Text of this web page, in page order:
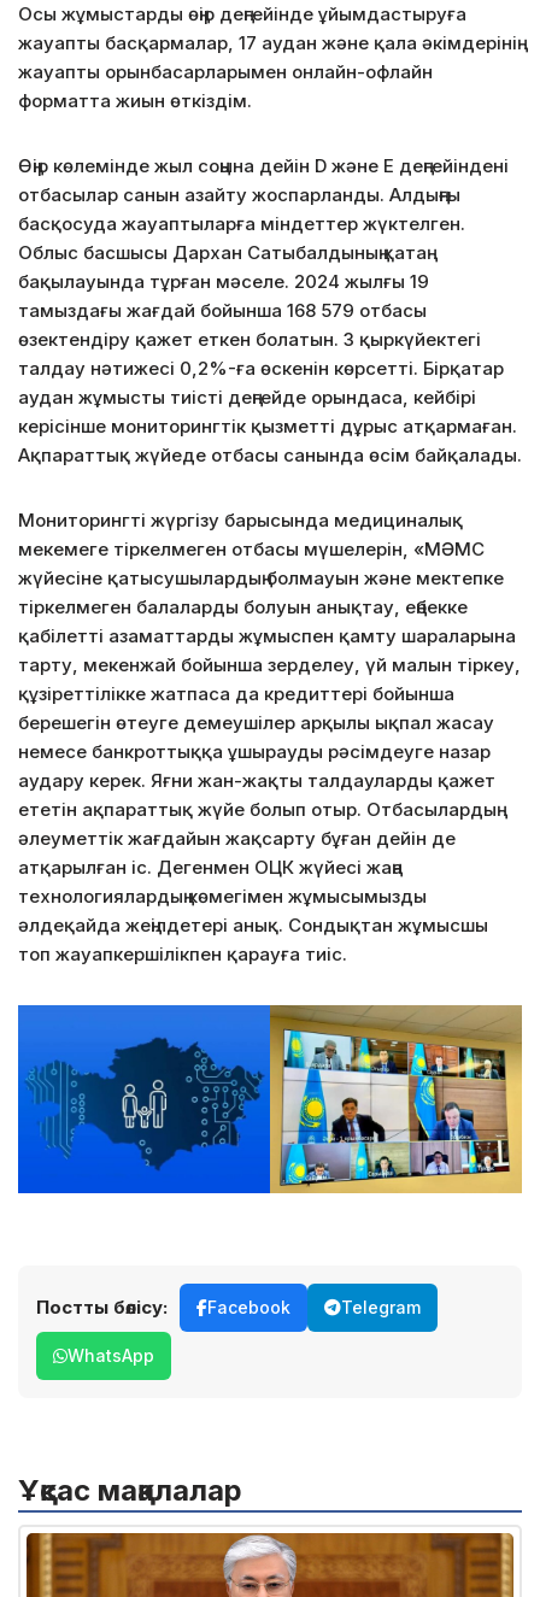
Осы жұмыстарды өңір деңгейінде ұйымдастыруға
жауапты басқармалар, 17 аудан және қала әкімдерінің
жауапты орынбасарларымен онлайн-офлайн
форматта жиын өткіздім.
Өңір көлемінде жыл соңына дейін D және Е деңгейіндені
отбасылар санын азайту жоспарланды. Алдыңғы
басқосуда жауаптыларға міндеттер жүктелген.
Облыс басшысы Дархан Сатыбалдының қатаң
бақылауында тұрған мәселе. 2024 жылғы 19
тамыздағы жағдай бойынша 168 579 отбасы
өзектендіру қажет еткен болатын. 3 қыркүйектегі
талдау нәтижесі 0,2%-ға өскенін көрсетті. Бірқатар
аудан жұмысты тиісті деңгейде орындаса, кейбірі
керісінше мониторингтік қызметті дұрыс атқармаған.
Ақпараттық жүйеде отбасы санында өсім байқалады.
Мониторингті жүргізу барысында медициналық
мекемеге тіркелмеген отбасы мүшелерін, «МӘМС
жүйесіне қатысушылардың болмауын және мектепке
тіркелмеген балаларды болуын анықтау, еңбекке
қабілетті азаматтарды жұмыспен қамту шараларына
тарту, мекенжай бойынша зерделеу, үй малын тіркеу,
құзіреттілікке жатпаса да кредиттері бойынша
берешегін өтеуге демеушілер арқылы ықпал жасау
немесе банкроттыққа ұшырауды рәсімдеуге назар
аудару керек. Яғни жан-жақты талдауларды қажет
ететін ақпараттық жүйе болып отыр. Отбасылардың
әлеуметтік жағдайын жақсарту бұған дейін де
атқарылған іс. Дегенмен ОЦК жүйесі жаңа
технологиялардың көмегімен жұмысымызды
әлдеқайда жеңілдетері анық. Сондықтан жұмысшы
топ жауапкершілікпен қарауға тиіс.
Постты бөлісу: Facebook Telegram
WhatsApp
Ұқсас мақалалар